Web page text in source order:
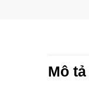
Mô tả